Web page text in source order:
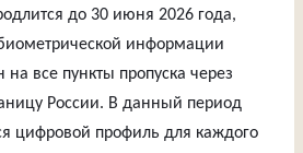
до 30 июня 2026 года,
информации
на все пункты пропуска через
России. В данный период
цифровой профиль для каждого